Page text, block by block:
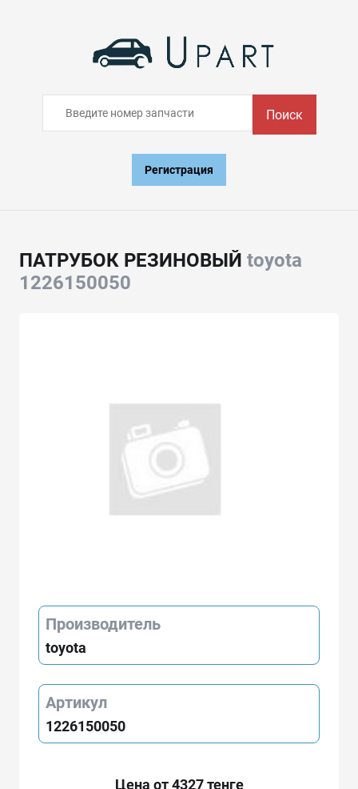
Поиск
Регистрация
ПАТРУБОК РЕЗИНОВЫЙ toyota
1226150050
Производитель
toyota
Артикул
1226150050
Цена от 4327 тенге